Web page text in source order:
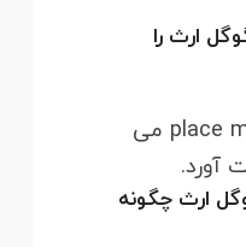
ارث را
با استفاده از ابزار place mark می
آورد.
ارث چگونه